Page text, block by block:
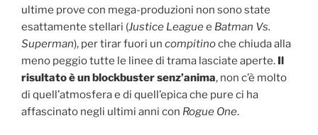
ultime prove con mega-produzioni non sono state
esattamente stellari (Justice Leaguee Batman Vs.
Superman), per tirar fuori un compitinoche chiuda alla
meno peggio tutte le linee di trama lasciate aperte. Il
risultato è un blockbuster senz’anima, non c’è molto
di quell’atmosfera e di quell’epica che pure ci ha
affascinato negli ultimi anni con Rogue One.